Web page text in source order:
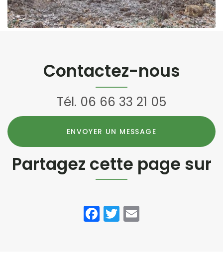
Contactez-nous
Tél. 06 66 33 21 05
ENVOYER UN MESSAGE
Partagez cette page sur
Facebook
Twitter